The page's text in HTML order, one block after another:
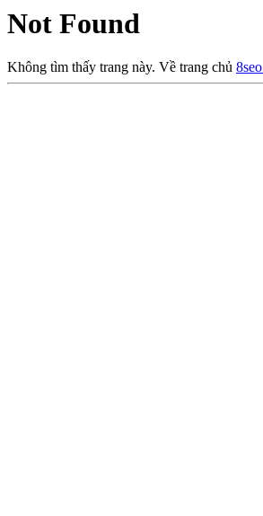
Not Found
Không tìm thấy trang này. Về trang chủ